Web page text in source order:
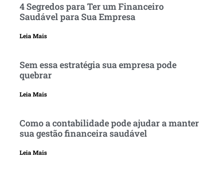
4 Segredos para Ter um Financeiro
Saudável para Sua Empresa
Leia Mais
Sem essa estratégia sua empresa pode
quebrar
Leia Mais
Como a contabilidade pode ajudar a manter
sua gestão financeira saudável
Leia Mais